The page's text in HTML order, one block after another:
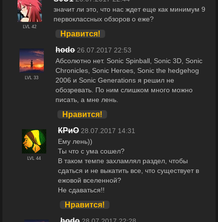
LVL 42
значит ли это, что нас ждет еще как минимум 9
первоклассных обзоров о еже?
Нравится!
LVL 33
hodo 26.07.2017 22:53
Абсолютно нет. Sonic Spinball, Sonic 3D, Sonic
Chronicles, Sonic Heroes, Sonic the hedgehog
2006 и Sonic Generations я решил не
обозревать. По ним слишком много можно
писать, а мне лень.
Нравится!
LVL 44
КРиО 28.07.2017 14:31
Ему лень))
Ты что с ума сошел?
В таком темпе захламлял раздел, чтобы
сдаться и не выкатить все, что существует в
ежовой вселенной?
Не сдаваться!!
Нравится!